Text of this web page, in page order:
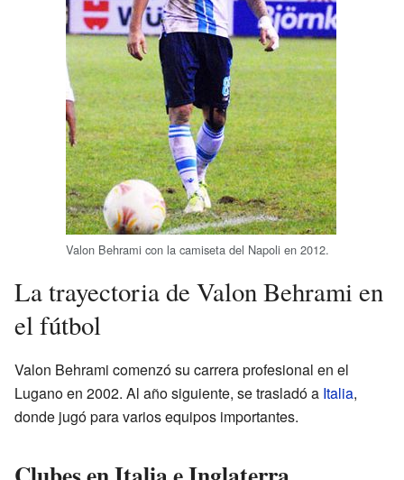
Valon Behrami con la camiseta del Napoli en 2012.
La trayectoria de Valon Behrami en
el fútbol
Valon Behrami comenzó su carrera profesional en el
Lugano en 2002. Al año siguiente, se trasladó a Italia,
donde jugó para varios equipos importantes.